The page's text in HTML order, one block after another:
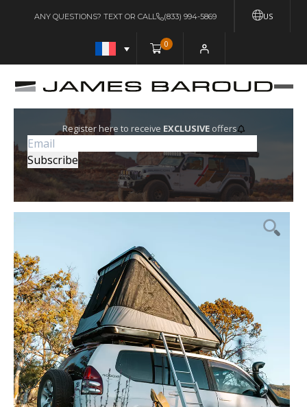
US
ANY QUESTIONS? TEXT OR CALL (833) 994-5869
0
Register here to receive EXCLUSIVEoffers